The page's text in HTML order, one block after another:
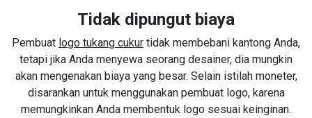
Tidak dipungut biaya
Pembuat logo tukang cukur tidak membebani kantong Anda,
tetapi jika Anda menyewa seorang desainer, dia mungkin
akan mengenakan biaya yang besar. Selain istilah moneter,
disarankan untuk menggunakan pembuat logo, karena
memungkinkan Anda membentuk logo sesuai keinginan.